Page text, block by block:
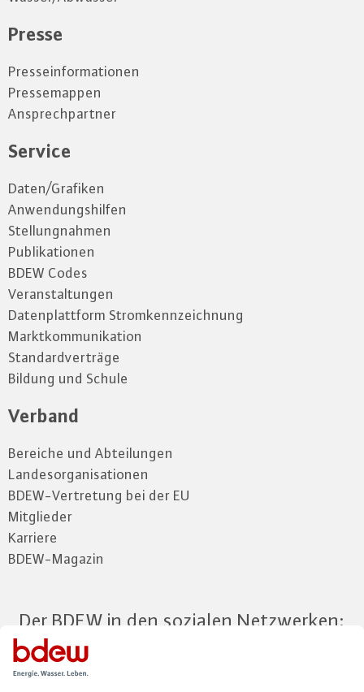
Presse
Presseinformationen
Pressemappen
Ansprechpartner
Service
Daten/Grafiken
Anwendungshilfen
Stellungnahmen
Publikationen
BDEW Codes
Veranstaltungen
Datenplattform Stromkennzeichnung
Marktkommunikation
Standardverträge
Bildung und Schule
Verband
Bereiche und Abteilungen
Landesorganisationen
BDEW-Vertretung bei der EU
Mitglieder
Karriere
BDEW-Magazin
Der BDEW in den sozialen Netzwerken: